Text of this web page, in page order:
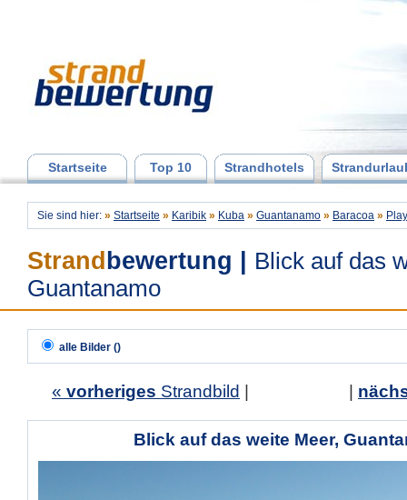
Startseite Top 10 Strandhotels
Sie sind hier: » Startseite » Karibik » Kuba » Guantanamo » Baracoa »
Strand bewertung
Blick auf das
Guantanamo
alle Bilder ()
« vorheriges Strandbild
Blick auf das weite Meer,